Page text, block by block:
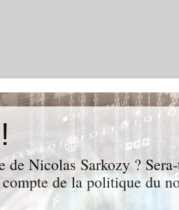
de Nicolas Sarkozy ?
de la politique du